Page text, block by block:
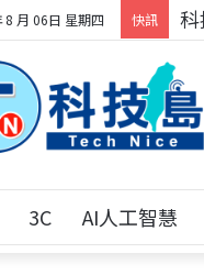
8 月 06日 星期四 快訊
3C AI人工智慧